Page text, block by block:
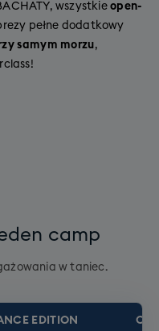
wszystkieopen-
pełne dodatkowy
samym morzu,
camp
w taniec.
EDITION